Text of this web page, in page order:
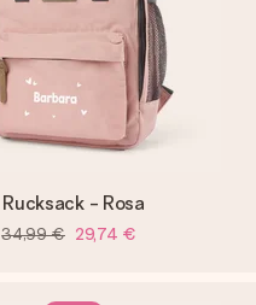
Rucksack - Rosa
34,99 € 29,74 €